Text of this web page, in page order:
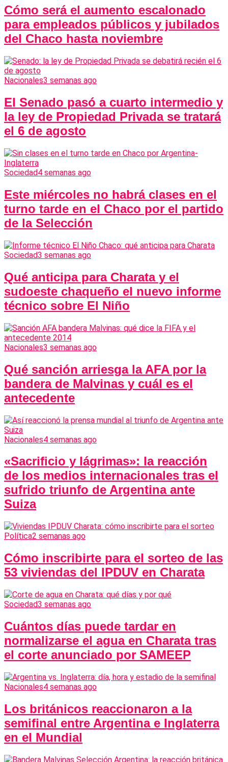
Cómo será el aumento escalonado
para empleados públicos y jubilados
del Chaco hasta noviembre
Nacionales3 semanas ago
El Senado pasó a cuarto intermedio y
la ley de Propiedad Privada se tratará
el 6 de agosto
Sociedad4 semanas ago
Este miércoles no habrá clases en el
turno tarde en el Chaco por el partido
de la Selección
Sociedad3 semanas ago
Qué anticipa para Charata y el
sudoeste chaqueño el nuevo informe
técnico sobre El Niño
Nacionales3 semanas ago
Qué sanción arriesga la AFA por la
bandera de Malvinas y cuál es el
antecedente
Nacionales4 semanas ago
«Sacrificio y lágrimas»: la reacción
de los medios internacionales tras el
sufrido triunfo de Argentina ante
Suiza
Política2 semanas ago
Cómo inscribirte para el sorteo de las
53 viviendas del IPDUV en Charata
Sociedad3 semanas ago
Cuántos días puede tardar en
normalizarse el agua en Charata tras
el corte anunciado por SAMEEP
Nacionales4 semanas ago
Los británicos reaccionaron a la
semifinal entre Argentina e Inglaterra
en el Mundial